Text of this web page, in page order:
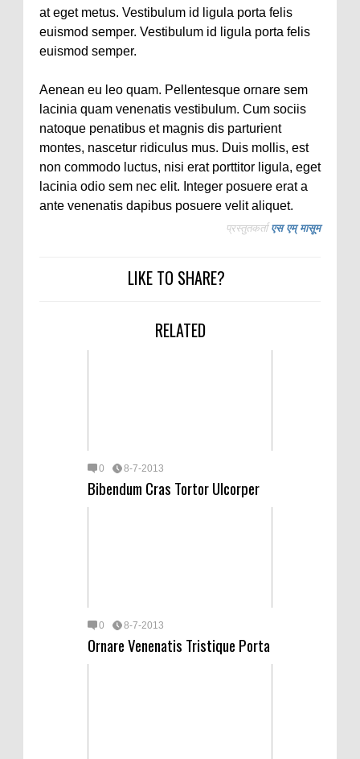
at eget metus. Vestibulum id ligula porta felis
euismod semper. Vestibulum id ligula porta felis
euismod semper.
Aenean eu leo quam. Pellentesque ornare sem
lacinia quam venenatis vestibulum. Cum sociis
natoque penatibus et magnis dis parturient
montes, nascetur ridiculus mus. Duis mollis, est
non commodo luctus, nisi erat porttitor ligula, eget
lacinia odio sem nec elit. Integer posuere erat a
ante venenatis dapibus posuere velit aliquet.
प्रस्तुतकर्ता एस एम् मासूम
LIKE TO SHARE?
RELATED
0 8-7-2013
Bibendum Cras Tortor Ulcorper
0 8-7-2013
Ornare Venenatis Tristique Porta